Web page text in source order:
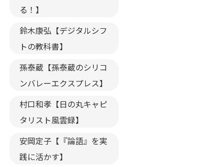
る！】
鈴木康弘【デジタルシフ
トの教科書】
孫泰蔵【孫泰蔵のシリコ
ンバレーエクスプレス】
村口和孝【日の丸キャピ
タリスト風雲録】
安岡定子【『論語』を実
践に活かす】